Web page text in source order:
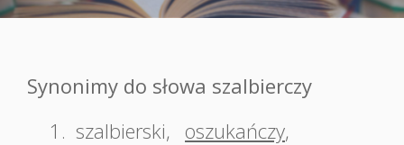
Synonimy do słowa szalbierczy
1. szalbierski, oszukańczy,